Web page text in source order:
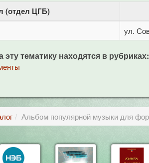
(отдел ЦГБ)
ул.
эту тематику находятся в рубриках:
Альбом популярной музыки для